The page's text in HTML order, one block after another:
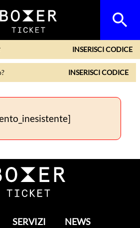
INSERISCI CODICE
INSERISCI CODICE
SERVIZI NEWS